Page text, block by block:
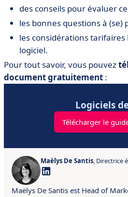
des conseils pour évaluer
les bonnes questions à (se)
les considérations tarifaires
logiciel.
Pour tout savoir, vous pouvez
document gratuitement :
Logiciels
Télécharger le
Maëlys De Santis, Directrice
Maëlys De Santis est Head of